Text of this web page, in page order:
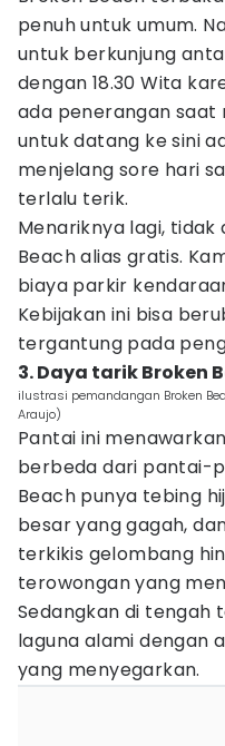
penuh untuk umum.
untuk berkunjung
dengan 18.30 Wita
ada penerangan
untuk datang ke sini
menjelang sore hari
terlalu terik.
Menariknya lagi,
Beach alias gratis.
biaya parkir
Kebijakan ini bisa
tergantung pada
3. Daya tarik Broken
ilustrasi pemandangan Broken
Araujo)
Pantai ini
berbeda dari pantai-
Beach punya tebing
besar yang gagah,
terkikis gelombang
terowongan yang
Sedangkan di tengah
laguna alami dengan
yang menyegarkan.